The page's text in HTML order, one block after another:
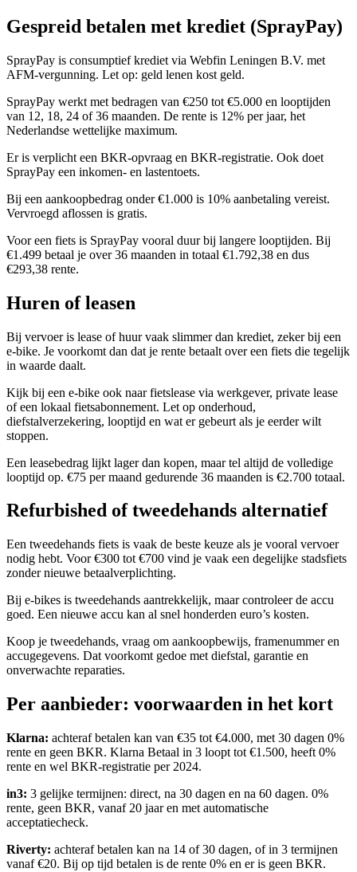
Gespreid betalen met krediet (SprayPay)
SprayPay is consumptief krediet via Webfin Leningen B.V. met
AFM-vergunning. Let op: geld lenen kost geld.
SprayPay werkt met bedragen van €250 tot €5.000 en looptijden
van 12, 18, 24 of 36 maanden. De rente is 12% per jaar, het
Nederlandse wettelijke maximum.
Er is verplicht een BKR-opvraag en BKR-registratie. Ook doet
SprayPay een inkomen- en lastentoets.
Bij een aankoopbedrag onder €1.000 is 10% aanbetaling vereist.
Vervroegd aflossen is gratis.
Voor een fiets is SprayPay vooral duur bij langere looptijden. Bij
€1.499 betaal je over 36 maanden in totaal €1.792,38 en dus
€293,38 rente.
Huren of leasen
Bij vervoer is lease of huur vaak slimmer dan krediet, zeker bij een
e-bike. Je voorkomt dan dat je rente betaalt over een fiets die tegelijk
in waarde daalt.
Kijk bij een e-bike ook naar fietslease via werkgever, private lease
of een lokaal fietsabonnement. Let op onderhoud,
diefstalverzekering, looptijd en wat er gebeurt als je eerder wilt
stoppen.
Een leasebedrag lijkt lager dan kopen, maar tel altijd de volledige
looptijd op. €75 per maand gedurende 36 maanden is €2.700 totaal.
Refurbished of tweedehands alternatief
Een tweedehands fiets is vaak de beste keuze als je vooral vervoer
nodig hebt. Voor €300 tot €700 vind je vaak een degelijke stadsfiets
zonder nieuwe betaalverplichting.
Bij e-bikes is tweedehands aantrekkelijk, maar controleer de accu
goed. Een nieuwe accu kan al snel honderden euro’s kosten.
Koop je tweedehands, vraag om aankoopbewijs, framenummer en
accugegevens. Dat voorkomt gedoe met diefstal, garantie en
onverwachte reparaties.
Per aanbieder: voorwaarden in het kort
Klarna: achteraf betalen kan van €35 tot €4.000, met 30 dagen 0%
rente en geen BKR. Klarna Betaal in 3 loopt tot €1.500, heeft 0%
rente en wel BKR-registratie per 2024.
in3: 3 gelijke termijnen: direct, na 30 dagen en na 60 dagen. 0%
rente, geen BKR, vanaf 20 jaar en met automatische
acceptatiecheck.
Riverty: achteraf betalen kan na 14 of 30 dagen, of in 3 termijnen
vanaf €20. Bij op tijd betalen is de rente 0% en er is geen BKR.